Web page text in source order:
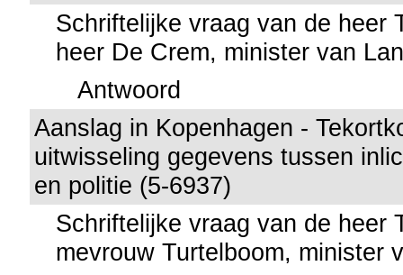
Schriftelijke vraag van de heer
heer De Crem, minister van
Antwoord
Aanslag in Kopenhagen -
uitwisseling gegevens tussen
en politie (5-6937)
Schriftelijke vraag van de heer
mevrouw Turtelboom, minister